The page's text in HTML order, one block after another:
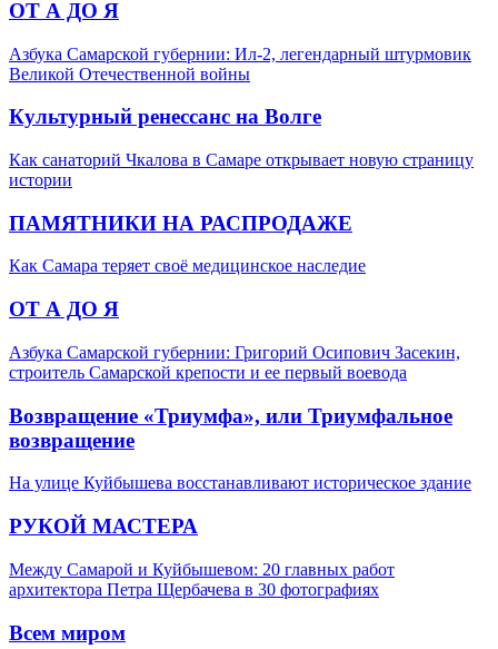
ОТ А ДО Я
Азбука Самарской губернии: Ил-2, легендарный штурмовик
Великой Отечественной войны
Культурный ренессанс на Волге
Как санаторий Чкалова в Самаре открывает новую страницу
истории
ПАМЯТНИКИ НА РАСПРОДАЖЕ
Как Самара теряет своё медицинское наследие
ОТ А ДО Я
Азбука Самарской губернии: Григорий Осипович Засекин,
строитель Самарской крепости и ее первый воевода
Возвращение «Триумфа», или Триумфальное
возвращение
На улице Куйбышева восстанавливают историческое здание
РУКОЙ МАСТЕРА
Между Самарой и Куйбышевом: 20 главных работ
архитектора Петра Щербачева в 30 фотографиях
Всем миром